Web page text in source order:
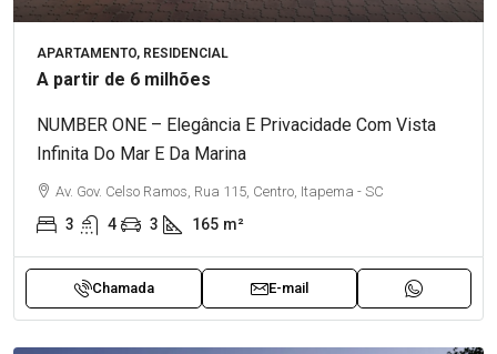
APARTAMENTO, RESIDENCIAL
A partir de 6 milhões
NUMBER ONE – Elegância E Privacidade Com Vista
Infinita Do Mar E Da Marina
Av. Gov. Celso Ramos, Rua 115, Centro, Itapema - SC
3 4 3 165 m²
Chamada E-mail